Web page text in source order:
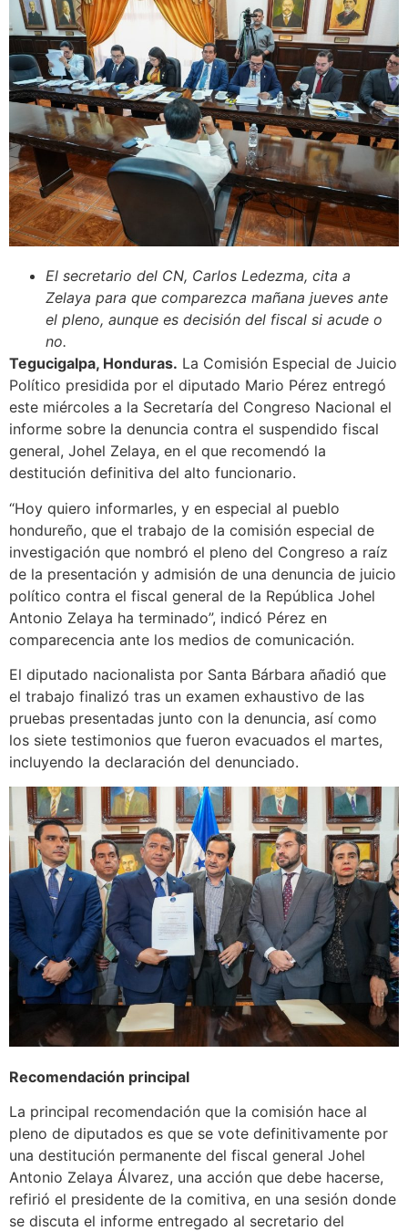
El secretario del CN, Carlos Ledezma, cita a
Zelaya para que comparezca mañana jueves ante
el pleno, aunque es decisión del fiscal si acude o
no.
Tegucigalpa, Honduras. La Comisión Especial de Juicio
Político presidida por el diputado Mario Pérez entregó
este miércoles a la Secretaría del Congreso Nacional el
informe sobre la denuncia contra el suspendido fiscal
general, Johel Zelaya, en el que recomendó la
destitución definitiva del alto funcionario.
“Hoy quiero informarles, y en especial al pueblo
hondureño, que el trabajo de la comisión especial de
investigación que nombró el pleno del Congreso a raíz
de la presentación y admisión de una denuncia de juicio
político contra el fiscal general de la República Johel
Antonio Zelaya ha terminado”, indicó Pérez en
comparecencia ante los medios de comunicación.
El diputado nacionalista por Santa Bárbara añadió que
el trabajo finalizó tras un examen exhaustivo de las
pruebas presentadas junto con la denuncia, así como
los siete testimonios que fueron evacuados el martes,
incluyendo la declaración del denunciado.
Recomendación principal
La principal recomendación que la comisión hace al
pleno de diputados es que se vote definitivamente por
una destitución permanente del fiscal general Johel
Antonio Zelaya Álvarez, una acción que debe hacerse,
refirió el presidente de la comitiva, en una sesión donde
se discuta el informe entregado al secretario del